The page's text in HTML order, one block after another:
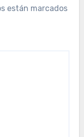
están marcados